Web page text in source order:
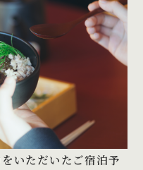
いただいたご宿泊予